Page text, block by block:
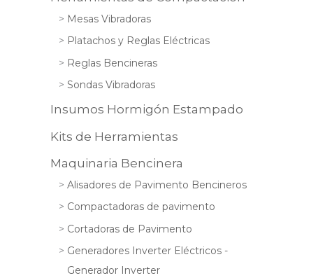
Mesas Vibradoras
Platachos y Reglas Eléctricas
Reglas Bencineras
Sondas Vibradoras
Insumos Hormigón Estampado
Kits de Herramientas
Maquinaria Bencinera
Alisadores de Pavimento Bencineros
Compactadoras de pavimento
Cortadoras de Pavimento
Generadores Inverter Eléctricos -
Generador Inverter